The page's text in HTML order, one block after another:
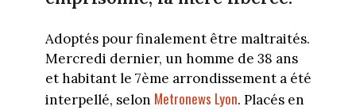
Adoptés pour finalement être maltraités.
Mercredi dernier, un homme de 38 ans
et habitant le 7ème arrondissement a été
interpellé, selon Metronews Lyon. Placés en